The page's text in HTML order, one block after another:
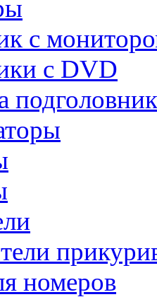
с
с DVD
подголовник
номеров